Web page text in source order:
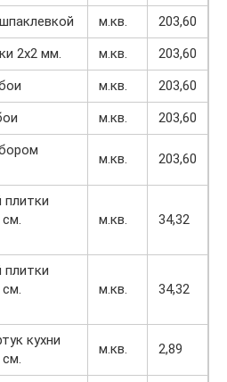
м.кв.
203,60
2х2 мм.
м.кв.
203,60
м.кв.
203,60
м.кв.
203,60
м.кв. 203,60
плитки
м.кв. 34,32
плитки
м.кв. 34,32
кухни
м.кв. 2,89